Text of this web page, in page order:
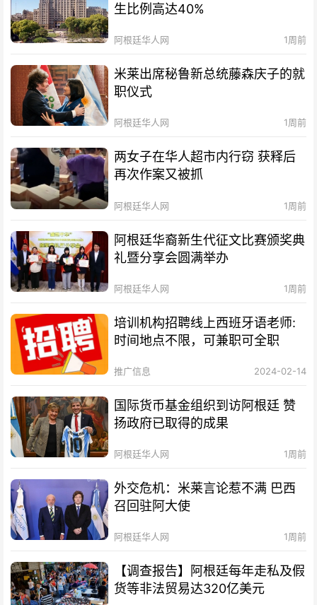
生比例高达40%
阿根廷华人网 1周前
米莱出席秘鲁新总统藤森庆子的就
职仪式
阿根廷华人网 1周前
两女子在华人超市内行窃 获释后
再次作案又被抓
阿根廷华人网 1周前
阿根廷华裔新生代征文比赛颁奖典
礼暨分享会圆满举办
阿根廷华人网 1周前
培训机构招聘线上西班牙语老师:
时间地点不限，可兼职可全职
推广信息 2024-02-14
国际货币基金组织到访阿根廷 赞
扬政府已取得的成果
阿根廷华人网 1周前
外交危机：米莱言论惹不满 巴西
召回驻阿大使
阿根廷华人网 1周前
【调查报告】阿根廷每年走私及假
货等非法贸易达320亿美元